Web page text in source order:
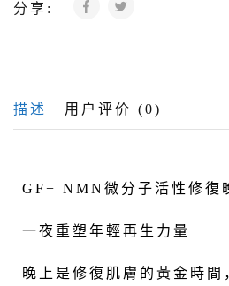
分享:
描述 用户评价 (0)
GF+ NMN微分子活性修復
一夜重塑年輕再生力量
晚上是修復肌膚的黃金時間